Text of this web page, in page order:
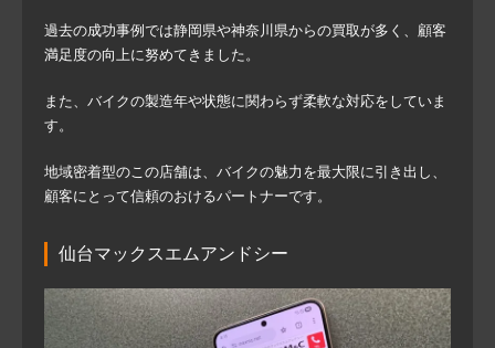
過去の成功事例では静岡県や神奈川県からの買取が多く、顧客
満足度の向上に努めてきました。
また、バイクの製造年や状態に関わらず柔軟な対応をしていま
す。
地域密着型のこの店舗は、バイクの魅力を最大限に引き出し、
顧客にとって信頼のおけるパートナーです。
仙台マックスエムアンドシー